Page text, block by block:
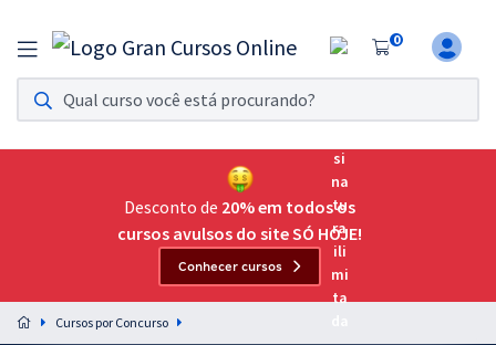
0
Assinatura Ilimitada 11
Acesso a todos os cursos. Teste grátis por 7 dias!
Assinatura OAB Até Passar
Acesso ilimitado a toda preparação para o Exame da
Preparação completa e intensiva para as principais
residências em saúde do Brasil
Desconto de 20% em todos os
cursos avulsos do site SÓ HOJE!
Conhecer cursos
Cursos por Concurso